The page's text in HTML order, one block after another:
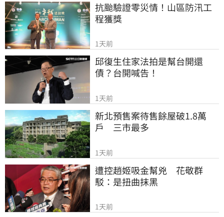
抗颱驗證零災情！山區防汛工
程獲獎
1天前
邱復生住家法拍是幫台開還
債？台開喊告！
1天前
新北預售案待售餘屋破1.8萬
戶　三市最多
1天前
遭控趙姬吸金幫兇　花敬群
駁：是扭曲抹黑
1天前